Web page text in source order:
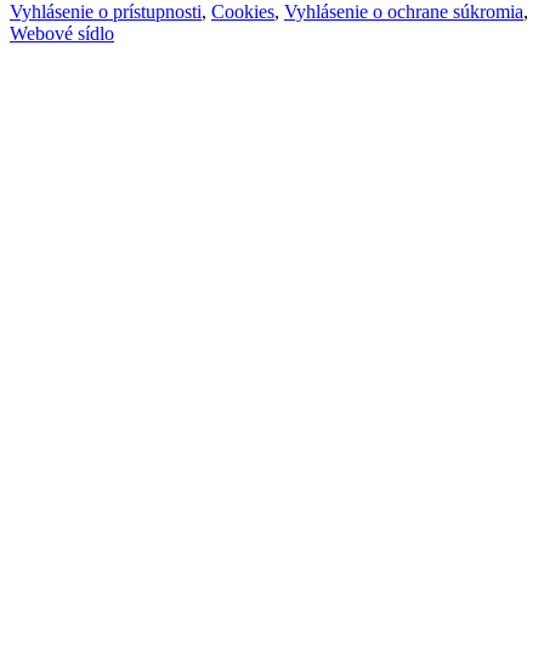
Vyhlásenie o prístupnosti, Cookies, Vyhlásenie o ochrane súkromia,
Webové sídlo